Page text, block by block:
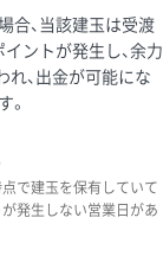
合、当該建玉は受渡
ントが発生し、余力
、出金が可能にな
。
で建玉を保有していて
発生しない営業日があ